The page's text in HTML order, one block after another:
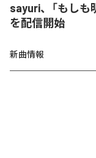
sayuri、「もしも
を配信開始
新曲情報